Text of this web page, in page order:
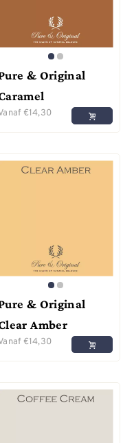
& Original
€14,30
& Original
Amber
€14,30